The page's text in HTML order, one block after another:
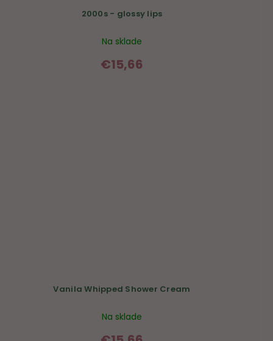
2000s - glossy lips
Na sklade
€15,66
Vanila Whipped Shower Cream
Na sklade